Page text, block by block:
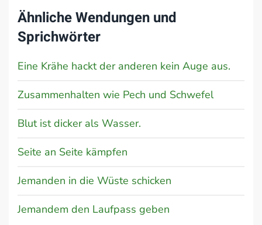
Ähnliche Wendungen und
Sprichwörter
Eine Krähe hackt der anderen kein Auge aus.
Zusammenhalten wie Pech und Schwefel
Blut ist dicker als Wasser.
Seite an Seite kämpfen
Jemanden in die Wüste schicken
Jemandem den Laufpass geben